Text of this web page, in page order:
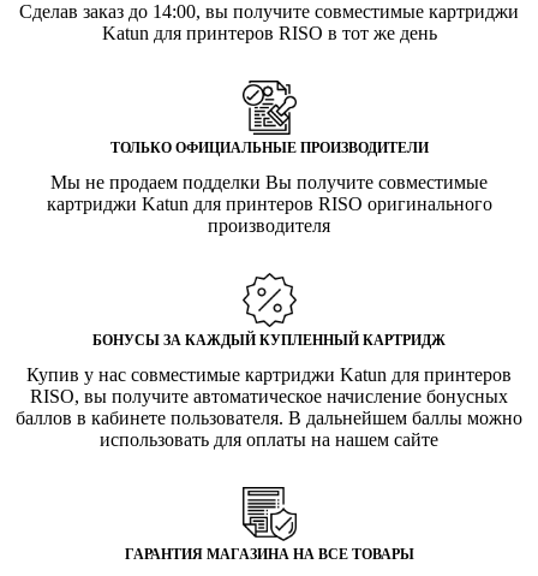
Сделав заказ до 14:00, вы получите совместимые картриджи
Katun для принтеров RISO в тот же день
ТОЛЬКО ОФИЦИАЛЬНЫЕ ПРОИЗВОДИТЕЛИ
Мы не продаем подделки Вы получите совместимые
картриджи Katun для принтеров RISO оригинального
производителя
БОНУСЫ ЗА КАЖДЫЙ КУПЛЕННЫЙ КАРТРИДЖ
Купив у нас совместимые картриджи Katun для принтеров
RISO, вы получите автоматическое начисление бонусных
баллов в кабинете пользователя. В дальнейшем баллы можно
использовать для оплаты на нашем сайте
ГАРАНТИЯ МАГАЗИНА НА ВСЕ ТОВАРЫ